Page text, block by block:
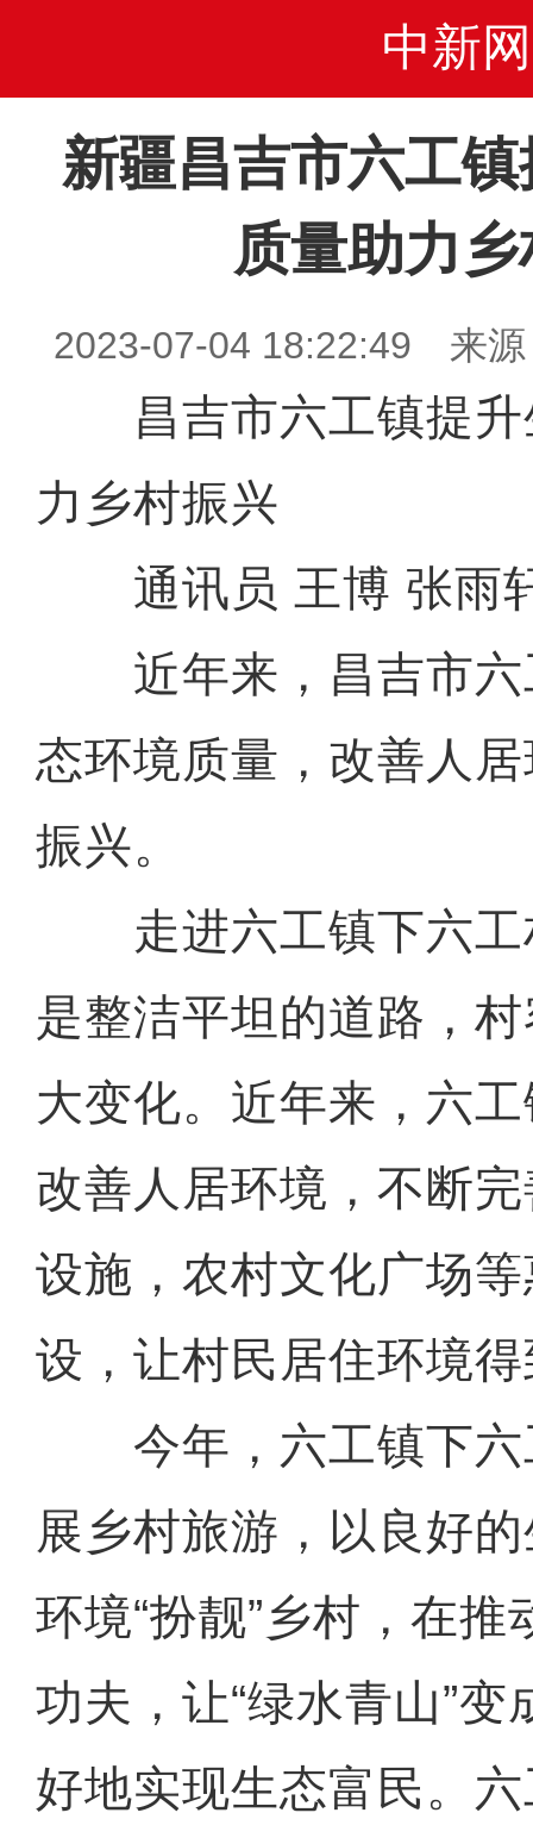
中新网
新疆昌吉市六工
质量助力
2023-07-04 18:22:49 来源
昌吉市六工镇提升
力乡村振兴
通讯员 王博 张雨
近年来，昌吉市六
态环境质量，改善人
振兴。
走进六工镇下六工
是整洁平坦的道路，
大变化。近年来，六
改善人居环境，不断
设施，农村文化广场
设，让村民居住环境
今年，六工镇下六
展乡村旅游，以良好
环境“扮靓”乡村，在
功夫，让“绿水青山”变
好地实现生态富民。